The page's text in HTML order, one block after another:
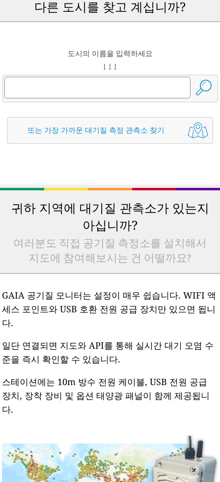
다른 도시를 찾고 계십니까?
도시의 이름을 입력하세요
↓ ↓ ↓
또는 가장 가까운 대기질 측정 관측소 찾기
귀하 지역에 대기질 관측소가 있는지
아십니까?
여러분도 직접 공기질 측정소를 설치해서
지도에 참여해보시는 건 어떨까요?
GAIA 공기질 모니터는 설정이 매우 쉽습니다. WIFI 액
세스 포인트와 USB 호환 전원 공급 장치만 있으면 됩니
다.
일단 연결되면 지도와 API를 통해 실시간 대기 오염 수
준을 즉시 확인할 수 있습니다.
스테이션에는 10m 방수 전원 케이블, USB 전원 공급
장치, 장착 장비 및 옵션 태양광 패널이 함께 제공됩니
다.